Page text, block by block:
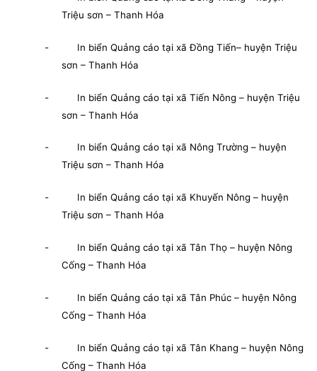
Triệu sơn – Thanh Hóa
- In biển Quảng cáo tại xã Đồng Tiến– huyện Triệu
sơn – Thanh Hóa
- In biển Quảng cáo tại xã Tiến Nông – huyện Triệu
sơn – Thanh Hóa
- In biển Quảng cáo tại xã Nông Trường – huyện
Triệu sơn – Thanh Hóa
- In biển Quảng cáo tại xã Khuyến Nông – huyện
Triệu sơn – Thanh Hóa
- In biển Quảng cáo tại xã Tân Thọ – huyện Nông
Cống – Thanh Hóa
- In biển Quảng cáo tại xã Tân Phúc – huyện Nông
Cống – Thanh Hóa
- In biển Quảng cáo tại xã Tân Khang – huyện Nông
Cống – Thanh Hóa